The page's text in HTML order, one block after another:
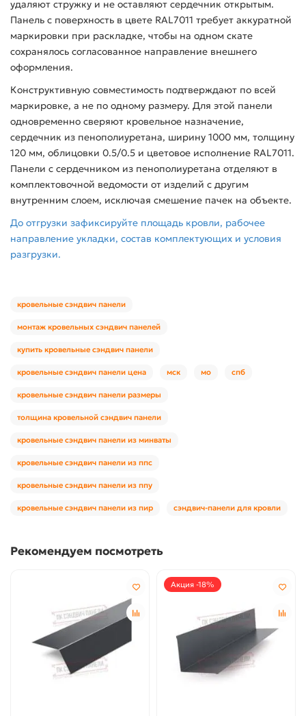
удаляют стружку и не оставляют сердечник открытым.
Панель с поверхность в цвете RAL7011 требует аккуратной
маркировки при раскладке, чтобы на одном скате
сохранялось согласованное направление внешнего
оформления.
Конструктивную совместимость подтверждают по всей
маркировке, а не по одному размеру. Для этой панели
одновременно сверяют кровельное назначение,
сердечник из пенополиуретана, ширину 1000 мм, толщину
120 мм, облицовки 0.5/0.5 и цветовое исполнение RAL7011.
Панели с сердечником из пенополиуретана отделяют в
комплектовочной ведомости от изделий с другим
внутренним слоем, исключая смешение пачек на объекте.
До отгрузки зафиксируйте площадь кровли, рабочее
направление укладки, состав комплектующих и условия
разгрузки.
кровельные сэндвич панели
монтаж кровельных сэндвич панелей
купить кровельные сэндвич панели
кровельные сэндвич панели цена мск мо спб
кровельные сэндвич панели размеры
толщина кровельной сэндвич панели
кровельные сэндвич панели из минваты
кровельные сэндвич панели из ппс
кровельные сэндвич панели из ппу
кровельные сэндвич панели из пир сэндвич-панели для кровли
Рекомендуем посмотреть
Акция -18%